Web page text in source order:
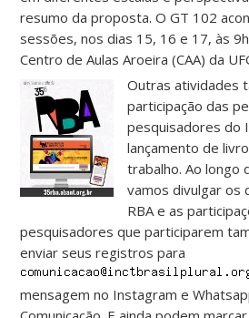
resumo da proposta. O GT 102
sessões, nos dias 15, 16 e 17, às
Centro de Aulas Aroeira (CAA) da
Outras atividades
participação das
pesquisadores do
lançamento de
trabalho. Ao longo
vamos divulgar os
RBA e as
pesquisadores que participarem
enviar seus registros para
mensagem no Instagram e